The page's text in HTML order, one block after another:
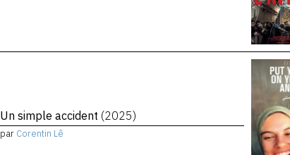
Un simple accident (2025)
par Corentin Lê